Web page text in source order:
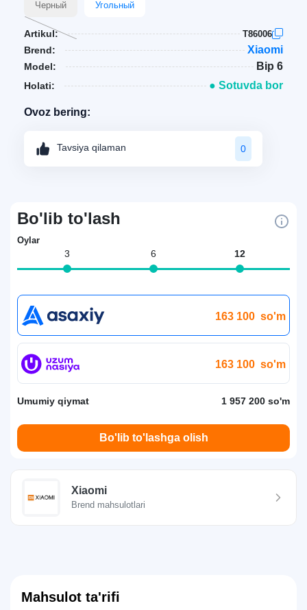
Черный Угольный
Artikul: T86006
Brend: Xiaomi
Model: Bip 6
Holati: ● Sotuvda bor
Ovoz bering:
Tavsiya qilaman 0
Bo'lib to'lash
Oylar
3 6 12
163 100 so'm
163 100 so'm
Umumiy qiymat 1 957 200 so'm
Bo'lib to'lashga olish
Xiaomi
Brend mahsulotlari
Mahsulot ta'rifi